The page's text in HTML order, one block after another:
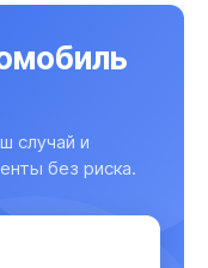
случай и
без риска.